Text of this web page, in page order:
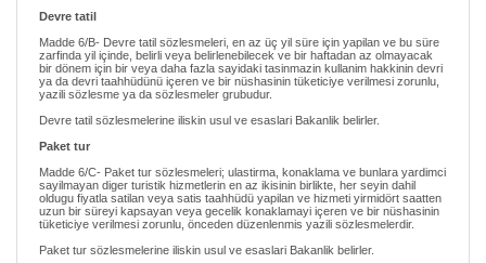
Devre tatil
Madde 6/B- Devre tatil sözlesmeleri, en az üç yil süre için yapilan ve bu süre
zarfinda yil içinde, belirli veya belirlenebilecek ve bir haftadan az olmayacak
bir dönem için bir veya daha fazla sayidaki tasinmazin kullanim hakkinin devri
ya da devri taahhüdünü içeren ve bir nüshasinin tüketiciye verilmesi zorunlu,
yazili sözlesme ya da sözlesmeler grubudur.
Devre tatil sözlesmelerine iliskin usul ve esaslari Bakanlik belirler.
Paket tur
Madde 6/C- Paket tur sözlesmeleri; ulastirma, konaklama ve bunlara yardimci
sayilmayan diger turistik hizmetlerin en az ikisinin birlikte, her seyin dahil
oldugu fiyatla satilan veya satis taahhüdü yapilan ve hizmeti yirmidört saatten
uzun bir süreyi kapsayan veya gecelik konaklamayi içeren ve bir nüshasinin
tüketiciye verilmesi zorunlu, önceden düzenlenmis yazili sözlesmelerdir.
Paket tur sözlesmelerine iliskin usul ve esaslari Bakanlik belirler.